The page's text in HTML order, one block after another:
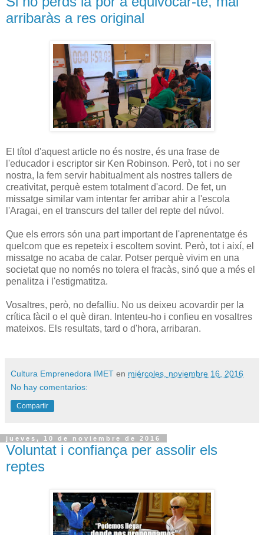
arribaràs a res original
El títol d'aquest article no és nostre, és una frase de
l'educador i escriptor sir Ken Robinson. Però, tot i no ser
nostra, la fem servir habitualment als nostres tallers de
creativitat, perquè estem totalment d'acord. De fet, un
missatge similar vam intentar fer arribar ahir a l'escola
l'Aragai, en el transcurs del taller del repte del núvol.
Que els errors són una part important de l'aprenentatge és
quelcom que es repeteix i escoltem sovint. Però, tot i així, el
missatge no acaba de calar. Potser perquè vivim en una
societat que no només no tolera el fracàs, sinó que a més el
penalitza i l'estigmatitza.
Vosaltres, però, no defalliu. No us deixeu acovardir per la
crítica fàcil o el què diran. Intenteu-ho i confieu en vosaltres
mateixos. Els resultats, tard o d'hora, arribaran.
Cultura Emprenedora IMET en miércoles, noviembre 16, 2016
No hay comentarios:
Compartir
jueves, 10 de noviembre de 2016
Voluntat i confiança per assolir els
reptes